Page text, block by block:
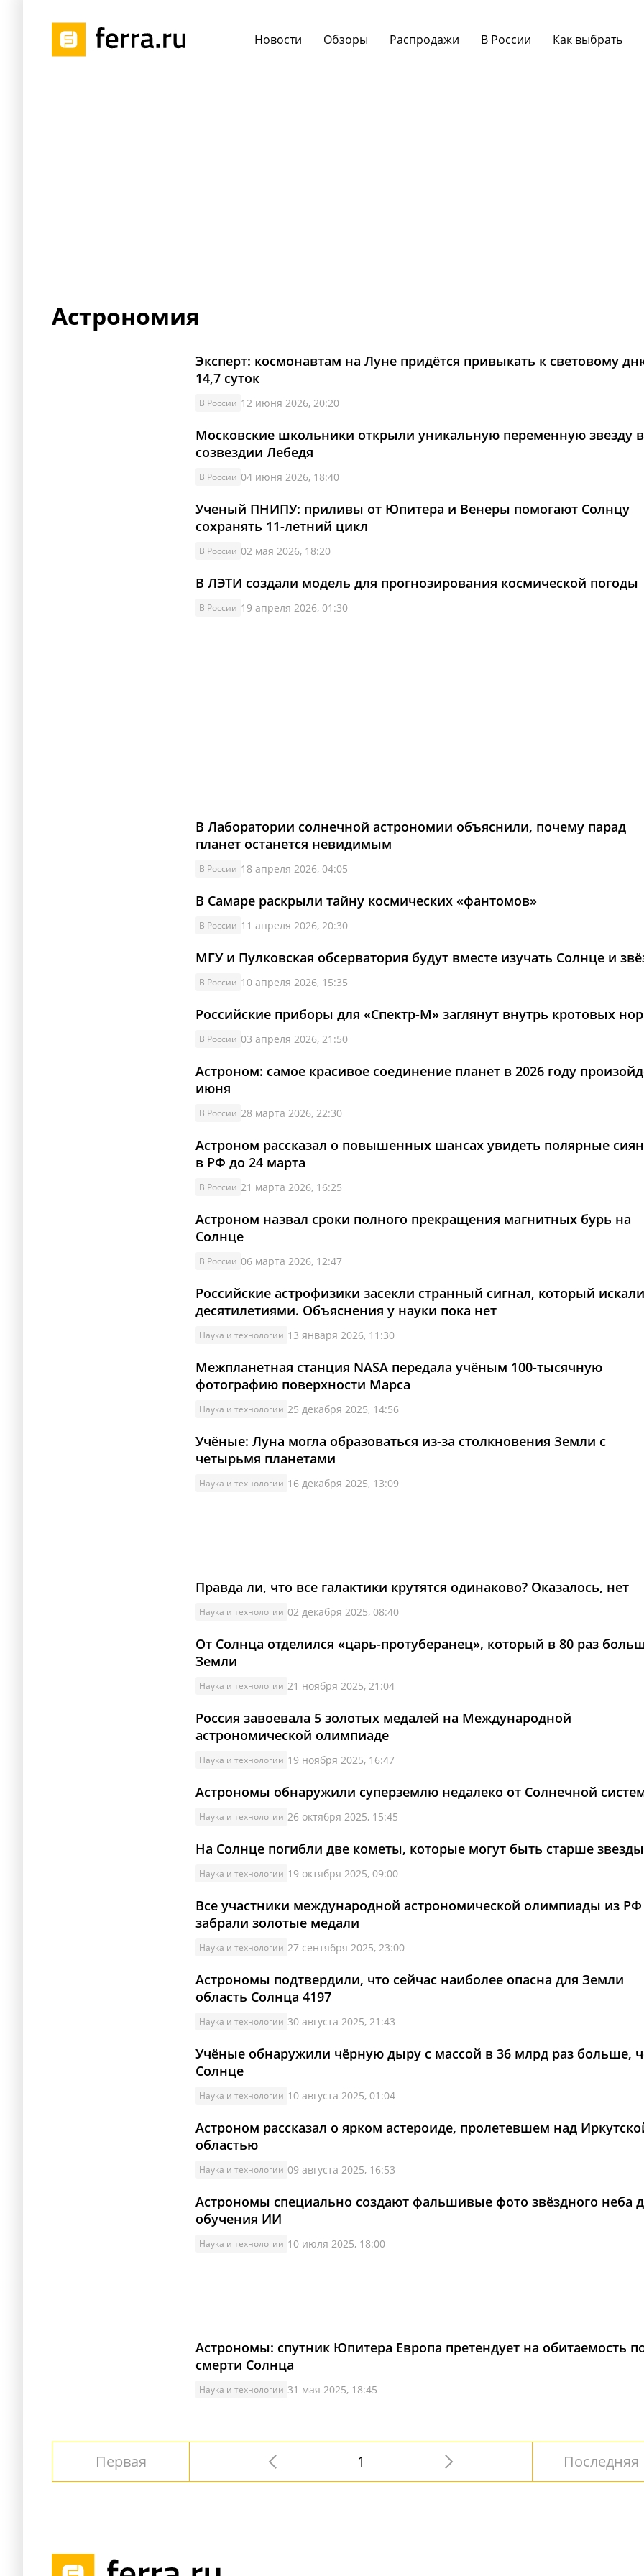
Новости Обзоры Распродажи В России Как выбрать
Астрономия
Эксперт: космонавтам на Луне придётся привыкать к световому
14,7 суток
В России 12 июня 2026, 20:20
Московские школьники открыли уникальную переменную звезду в
созвездии Лебедя
В России 04 июня 2026, 18:40
Ученый ПНИПУ: приливы от Юпитера и Венеры помогают Солнцу
сохранять 11-летний цикл
В России 02 мая 2026, 18:20
В ЛЭТИ создали модель для прогнозирования космической погоды
В России 19 апреля 2026, 01:30
В Лаборатории солнечной астрономии объяснили, почему парад
планет останется невидимым
В России 18 апреля 2026, 04:05
В Самаре раскрыли тайну космических «фантомов»
В России 11 апреля 2026, 20:30
МГУ и Пулковская обсерватория будут вместе изучать Солнце и
В России 10 апреля 2026, 15:35
Российские приборы для «Спектр-М» заглянут внутрь кротовых нор
В России 03 апреля 2026, 21:50
Астроном: самое красивое соединение планет в 2026 году
июня
В России 28 марта 2026, 22:30
Астроном рассказал о повышенных шансах увидеть полярные
в РФ до 24 марта
В России 21 марта 2026, 16:25
Астроном назвал сроки полного прекращения магнитных бурь на
Солнце
В России 06 марта 2026, 12:47
Российские астрофизики засекли странный сигнал, который искали
десятилетиями. Объяснения у науки пока нет
Наука и технологии 13 января 2026, 11:30
Межпланетная станция NASA передала учёным 100-тысячную
фотографию поверхности Марса
Наука и технологии 25 декабря 2025, 14:56
Учёные: Луна могла образоваться из-за столкновения Земли с
четырьмя планетами
Наука и технологии 16 декабря 2025, 13:09
Правда ли, что все галактики крутятся одинаково? Оказалось, нет
Наука и технологии 02 декабря 2025, 08:40
От Солнца отделился «царь-протуберанец», который в 80 раз
Земли
Наука и технологии 21 ноября 2025, 21:04
Россия завоевала 5 золотых медалей на Международной
астрономической олимпиаде
Наука и технологии 19 ноября 2025, 16:47
Астрономы обнаружили суперземлю недалеко от Солнечной
Наука и технологии 26 октября 2025, 15:45
На Солнце погибли две кометы, которые могут быть старше звезды
Наука и технологии 19 октября 2025, 09:00
Все участники международной астрономической олимпиады из РФ
забрали золотые медали
Наука и технологии 27 сентября 2025, 23:00
Астрономы подтвердили, что сейчас наиболее опасна для Земли
область Солнца 4197
Наука и технологии 30 августа 2025, 21:43
Учёные обнаружили чёрную дыру с массой в 36 млрд раз больше,
Солнце
Наука и технологии 10 августа 2025, 01:04
Астроном рассказал о ярком астероиде, пролетевшем над
областью
Наука и технологии 09 августа 2025, 16:53
Астрономы специально создают фальшивые фото звёздного неба
обучения ИИ
Наука и технологии 10 июля 2025, 18:00
Астрономы: спутник Юпитера Европа претендует на обитаемость
смерти Солнца
Наука и технологии 31 мая 2025, 18:45
Первая 1 Последняя